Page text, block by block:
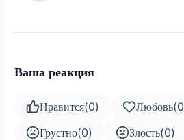
Ваша реакция
Нравится(0) Любовь(0
Грустно(0) Злость(0)